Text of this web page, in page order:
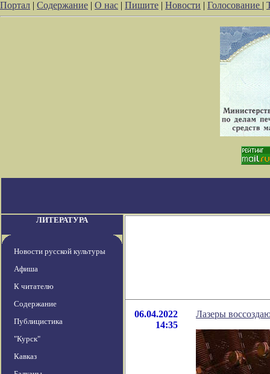
Портал | Содержание | О нас | Пишите | Новости | Голосование |
ЛИТЕРАТУРА
Новости русской культуры
Афиша
К читателю
Содержание
Публицистика
"Курск"
Кавказ
06.04.2022
14:35
Лазеры